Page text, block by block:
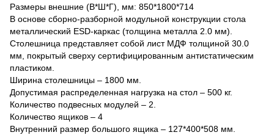
Размеры внешние (В*Ш*Г), мм: 850*1800*714
В основе сборно-разборной модульной конструкции стола
металлический ESD-каркас (толщина металла 2.0 мм).
Столешница представляет собой лист МДФ толщиной 30.0
мм, покрытый сверху сертифицированным антистатическим
пластиком.
Ширина столешницы – 1800 мм.
Допустимая распределенная нагрузка на стол – 500 кг.
Количество подвесных модулей – 2.
Количество ящиков – 4
Внутренний размер большого ящика – 127*400*508 мм.